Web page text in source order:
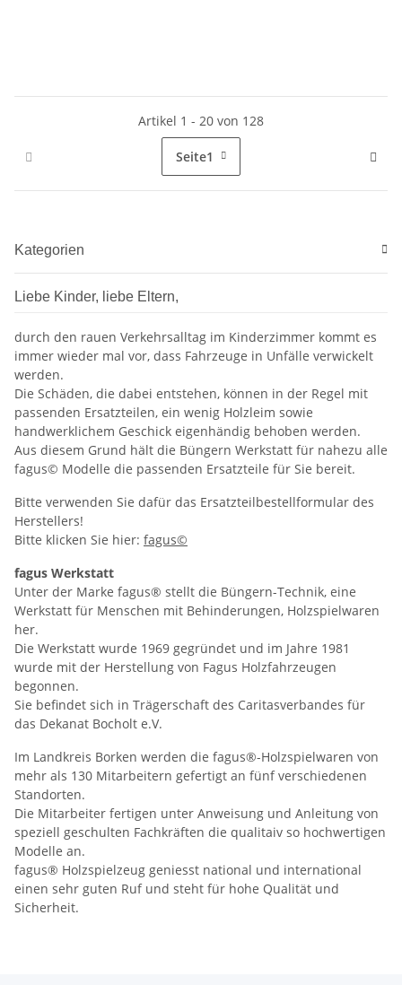
Artikel 1 - 20 von 128
Seite1
Kategorien
Liebe Kinder, liebe Eltern,
durch den rauen Verkehrsalltag im Kinderzimmer kommt es
immer wieder mal vor, dass Fahrzeuge in Unfälle verwickelt
werden.
Die Schäden, die dabei entstehen, können in der Regel mit
passenden Ersatzteilen, ein wenig Holzleim sowie
handwerklichem Geschick eigenhändig behoben werden.
Aus diesem Grund hält die Büngern Werkstatt für nahezu alle
fagus© Modelle die passenden Ersatzteile für Sie bereit.
Bitte verwenden Sie dafür das Ersatzteilbestellformular des
Herstellers!
Bitte klicken Sie hier: fagus©
fagus Werkstatt
Unter der Marke fagus® stellt die Büngern-Technik, eine
Werkstatt für Menschen mit Behinderungen, Holzspielwaren
her.
Die Werkstatt wurde 1969 gegründet und im Jahre 1981
wurde mit der Herstellung von Fagus Holzfahrzeugen
begonnen.
Sie befindet sich in Trägerschaft des Caritasverbandes für
das Dekanat Bocholt e.V.
Im Landkreis Borken werden die fagus®-Holzspielwaren von
mehr als 130 Mitarbeitern gefertigt an fünf verschiedenen
Standorten.
Die Mitarbeiter fertigen unter Anweisung und Anleitung von
speziell geschulten Fachkräften die qualitaiv so hochwertigen
Modelle an.
fagus® Holzspielzeug geniesst national und international
einen sehr guten Ruf und steht für hohe Qualität und
Sicherheit.